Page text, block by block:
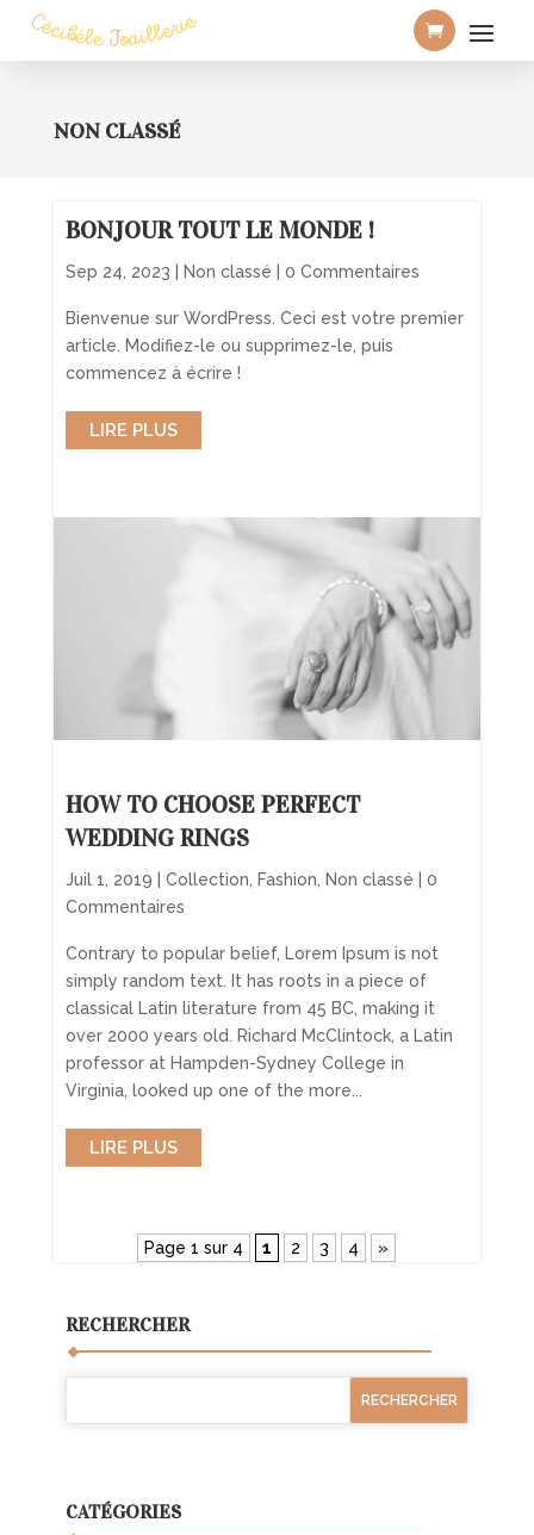
NON CLASSÉ
BONJOUR TOUT LE MONDE !
Sep 24, 2023 Non classé | 0 Commentaires
Bienvenue sur WordPress. Ceci est votre premier
article. Modifiez-le ou supprimez-le, puis
commencez à écrire !
LIRE PLUS
HOW TO CHOOSE PERFECT
WEDDING RINGS
Juil 1, 2019 Collection Fashion Non classé | 0
Commentaires
Contrary to popular belief, Lorem Ipsum is not
simply random text. It has roots in a piece of
classical Latin literature from 45 BC, making it
over 2000 years old. Richard McClintock, a Latin
professor at Hampden-Sydney College in
Virginia, looked up one of the more...
LIRE PLUS
Page 1 sur 4 1 2 3 4 »
RECHERCHER
CATÉGORIES